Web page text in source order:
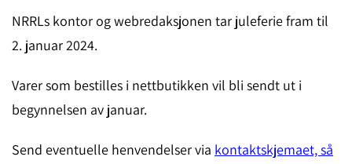
NRRLs kontor og webredaksjonen tar juleferie fram til
2. januar 2024.
Varer som bestilles i nettbutikken vil bli sendt ut i
begynnelsen av januar.
Send eventuelle henvendelser via kontaktskjemaet, så